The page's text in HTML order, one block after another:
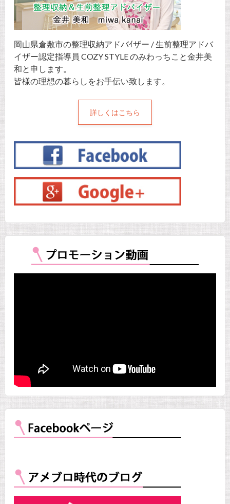
岡山県倉敷市の整理収納アドバｲザー / 生前整理アドバ
イザー認定指導員 COZY STYLE のみわっちこと金井美
和と申します。
皆様の理想の暮らしをお手伝い致します。
詳しくはこちら